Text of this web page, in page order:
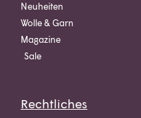
Neuheiten
Wolle & Garn
Magazine
Sale
Rechtliches